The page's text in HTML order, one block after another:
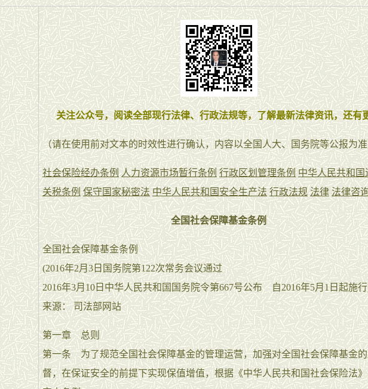
关注公众号，阅读全部现行法律、行政法规等，了解最新法律资讯，还有
（请在使用前对文本的时效性进行确认，内容以全国人大、国务院等公报为准
社会保险经办条例 人力资源市场暂行条例 行政区划管理条例 中华人民共和国
关税条例 保守国家秘密法 中华人民共和国安全生产法 行政法规 法律 法律咨
全国社会保障基金条例
全国社会保障基金条例
(2016年2月3日国务院第122次常务会议通过
2016年3月10日中华人民共和国国务院令第667号公布 自2016年5月1日起施
来源： 司法部网站
第一章 总则
第一条 为了规范全国社会保障基金的管理运营，加强对全国社会保障基金
督，在保证安全的前提下实现保值增值，根据《中华人民共和国社会保险法》